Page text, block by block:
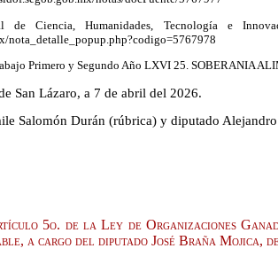
de Ciencia, Humanidades, Tecnología e
nota_detalle_popup.php?codigo=5767978
Primero y Segundo Año LXVI 25. SOBERANIA
San Lázaro, a 7 de abril del 2026.
Salomón Durán (rúbrica) y diputado
5o. de la Ley de Organizaciones
a cargo del diputado José Braña Mojica,